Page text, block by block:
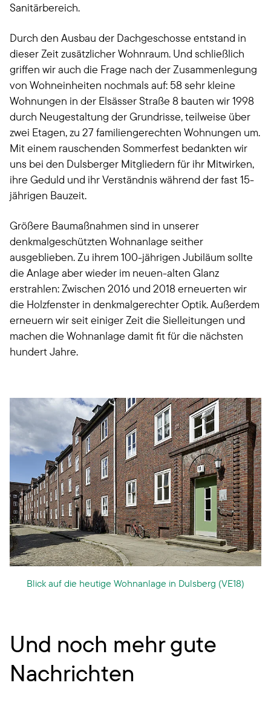
Sanitärbereich.
Durch den Ausbau der Dachgeschosse entstand in
dieser Zeit zusätzlicher Wohnraum. Und schließlich
griffen wir auch die Frage nach der Zusammenlegung
von Wohneinheiten nochmals auf: 58 sehr kleine
Wohnungen in der Elsässer Straße 8 bauten wir 1998
durch Neugestaltung der Grundrisse, teilweise über
zwei Etagen, zu 27 familiengerechten Wohnungen um.
Mit einem rauschenden Sommerfest bedankten wir
uns bei den Dulsberger Mitgliedern für ihr Mitwirken,
ihre Geduld und ihr Verständnis während der fast 15-
jährigen Bauzeit.
Größere Baumaßnahmen sind in unserer
denkmalgeschützten Wohnanlage seither
ausgeblieben. Zu ihrem 100-jährigen Jubiläum sollte
die Anlage aber wieder im neuen-alten Glanz
erstrahlen: Zwischen 2016 und 2018 erneuerten wir
die Holzfenster in denkmalgerechter Optik. Außerdem
erneuern wir seit einiger Zeit die Sielleitungen und
machen die Wohnanlage damit fit für die nächsten
hundert Jahre.
Blick auf die heutige Wohnanlage in Dulsberg (VE18)
Und noch mehr gute
Nachrichten